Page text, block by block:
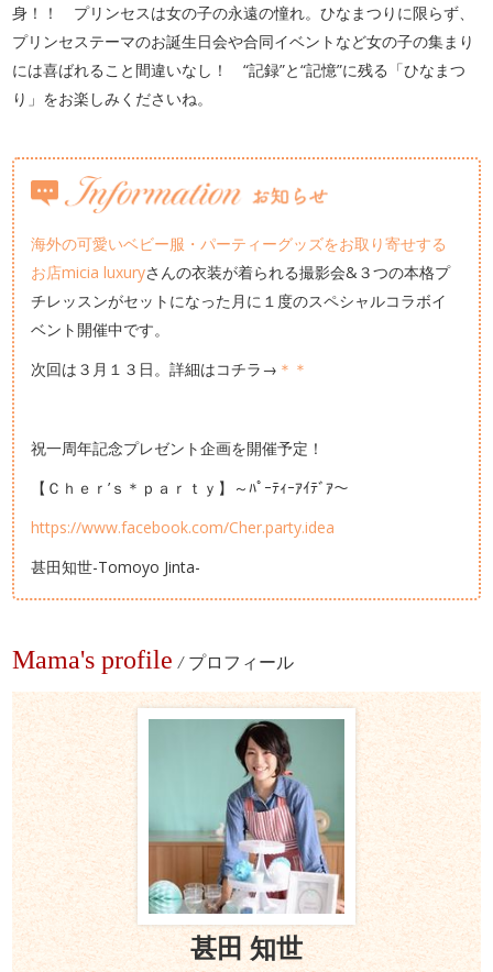
身！！ プリンセスは女の子の永遠の憧れ。ひなまつりに限らず、
プリンセステーマのお誕生日会や合同イベントなど女の子の集まり
には喜ばれること間違いなし！ “記録”と“記憶”に残る「ひなまつ
り」をお楽しみくださいね。
海外の可愛いベビー服・パーティーグッズをお取り寄せする
お店micia luxuryさんの衣装が着られる撮影会&３つの本格プ
チレッスンがセットになった月に１度のスペシャルコラボイ
ベント開催中です。
次回は３月１３日。詳細はコチラ→ ＊＊
祝一周年記念プレゼント企画を開催予定！
【Ｃｈｅｒ’ｓ＊ｐａｒｔｙ】～ﾊﾟｰﾃｨｰｱｲﾃﾞｱ～
https://www.facebook.com/Cher.party.idea
甚田知世-Tomoyo Jinta-
Mama's profile / プロフィール
甚田 知世